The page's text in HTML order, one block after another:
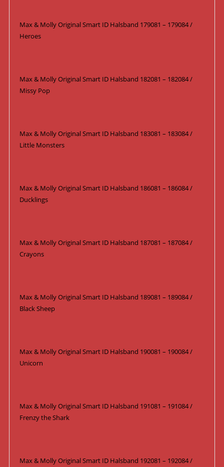
Max & Molly Original Smart ID Halsband 179081 – 179084 /
Heroes
Max & Molly Original Smart ID Halsband 182081 – 182084 /
Missy Pop
Max & Molly Original Smart ID Halsband 183081 – 183084 /
Little Monsters
Max & Molly Original Smart ID Halsband 186081 – 186084 /
Ducklings
Max & Molly Original Smart ID Halsband 187081 – 187084 /
Crayons
Max & Molly Original Smart ID Halsband 189081 – 189084 /
Black Sheep
Max & Molly Original Smart ID Halsband 190081 – 190084 /
Unicorn
Max & Molly Original Smart ID Halsband 191081 – 191084 /
Frenzy the Shark
Max & Molly Original Smart ID Halsband 192081 – 192084 /